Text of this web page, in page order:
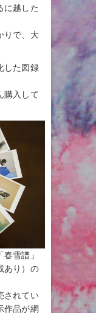
に越した
りで、大
した図録
購入して
春雪譜」
あり）の
されてい
作品が網